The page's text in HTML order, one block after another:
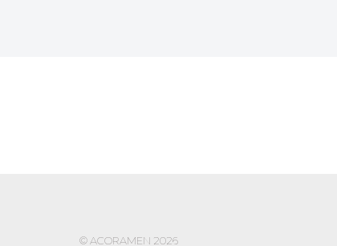
© ACORAMEN 2026